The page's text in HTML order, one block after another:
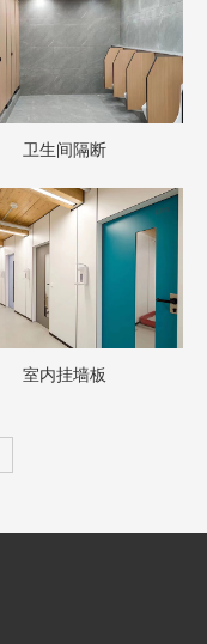
卫生间隔断
室内挂墙板